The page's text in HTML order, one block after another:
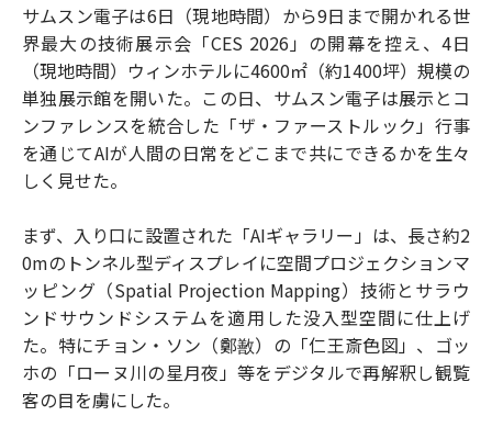
サムスン電子は6日（現地時間）から9日まで開かれる世
界最大の技術展示会「CES 2026」の開幕を控え、4日
（現地時間）ウィンホテルに4600㎡（約1400坪）規模の
単独展示館を開いた。この日、サムスン電子は展示とコ
ンファレンスを統合した「ザ・ファーストルック」行事
を通じてAIが人間の日常をどこまで共にできるかを生々
しく見せた。
まず、入り口に設置された「AIギャラリー」は、長さ約2
0mのトンネル型ディスプレイに空間プロジェクションマ
ッピング（Spatial Projection Mapping）技術とサラウ
ンドサウンドシステムを適用した没入型空間に仕上げ
た。特にチョン・ソン（鄭敾）の「仁王斎色図」、ゴッ
ホの「ローヌ川の星月夜」等をデジタルで再解釈し観覧
客の目を虜にした。